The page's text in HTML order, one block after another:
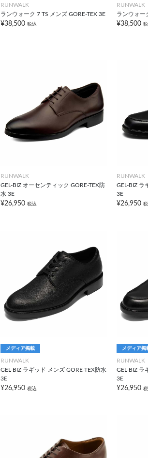
RUNWALK
ランウォーク 7 TS メンズ GORE-TEX 3E
¥38,500 税込
RUNWALK
ランウォー
¥38,500
RUNWALK
GEL-BIZ オーセンティック GORE-TEX防
水 3E
¥26,950 税込
RUNWALK
GEL-BIZ ラ
3E
¥26,950
メディア掲載
RUNWALK
GEL-BIZ ラギッド メンズ GORE-TEX防水
3E
¥26,950 税込
メディア掲
RUNWALK
GEL-BIZ ラ
3E
¥26,950